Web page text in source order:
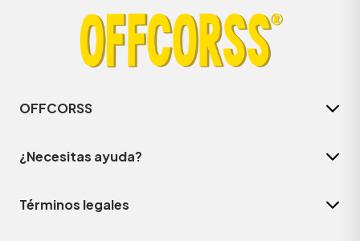
OFFCORSS
¿Necesitas ayuda?
Términos legales